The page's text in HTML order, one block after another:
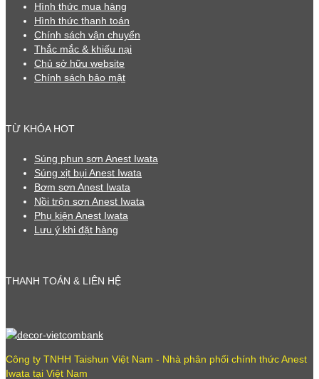
Hình thức mua hàng
Hình thức thanh toán
Chính sách vận chuyển
Thắc mắc & khiếu nại
Chủ sở hữu website
Chính sách bảo mật
TỪ KHÓA HOT
Súng phun sơn Anest Iwata
Súng xịt bụi Anest Iwata
Bơm sơn Anest Iwata
Nồi trộn sơn Anest Iwata
Phụ kiện Anest Iwata
Lưu ý khi đặt hàng
THANH TOÁN & LIÊN HỆ
Công ty TNHH Taishun Việt Nam - Nhà phân phối chính thức Anest
Iwata tại Việt Nam